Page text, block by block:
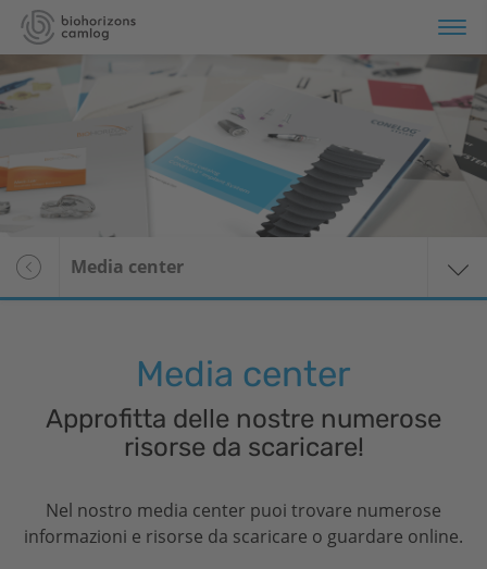
Panoramica
Media center
Media center
Approfitta delle nostre numerose
risorse da scaricare!
Nel nostro media center puoi trovare numerose
informazioni e risorse da scaricare o guardare online.